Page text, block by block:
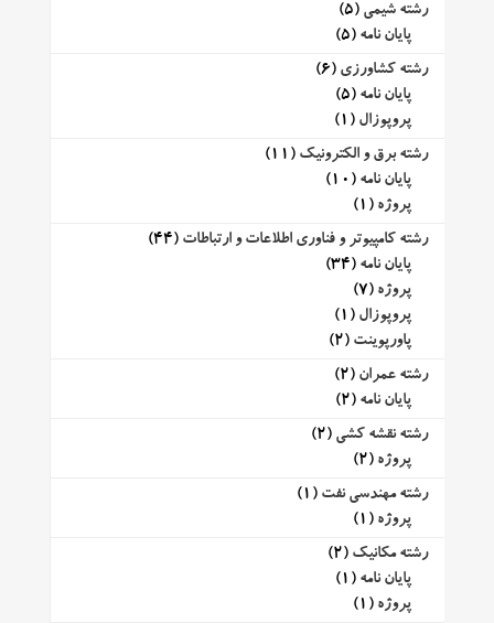
رشته شیمی (5)
پایان نامه (5)
رشته کشاورزی (6)
پایان نامه (5)
پروپوزال (1)
رشته برق و الکترونیک (11)
پایان نامه (10)
پروژه (1)
رشته کامپیوتر و فناوری اطلاعات و ارتباطات (44)
پایان نامه (34)
پروژه (7)
پروپوزال (1)
پاورپوینت (2)
رشته عمران (2)
پایان نامه (2)
رشته نقشه کشی (2)
پروژه (2)
رشته مهندسی نفت (1)
پروژه (1)
رشته مکانیک (2)
پایان نامه (1)
پروژه (1)